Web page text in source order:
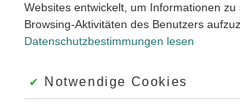
Dauer:
Websites entwickelt, um Informationen
Browsing-Aktivitäten des Benutzers
Datenschutzbestimmungen lesen
Akzeptiert:
Notwendige Cookies